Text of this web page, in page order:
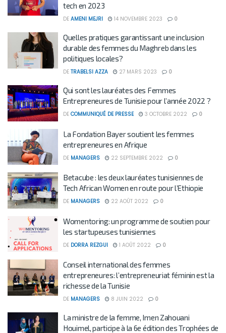
tech en 2023
DE AMENI MEJRI 14 NOVEMBRE 2023 0
Quelles pratiques garantissant une inclusion
durable des femmes du Maghreb dans les
politiques locales?
DE TRABELSI AZZA 27 MARS 2023 0
Qui sont les lauréates des Femmes
Entrepreneures de Tunisie pour l’année 2022 ?
DE COMMUNIQUÉ DE PRESSE 3 OCTOBRE 2022 0
La Fondation Bayer soutient les femmes
entrepreneures en Afrique
DE MANAGERS 22 SEPTEMBRE 2022 0
Betacube : les deux lauréates tunisiennes de
Tech African Women en route pour l’Ethiopie
DE MANAGERS 22 AOÛT 2022 0
Womentoring: un programme de soutien pour
les startupeuses tunisiennes
DE DORRA REZGUI 1 AOÛT 2022 0
Conseil international des femmes
entrepreneures: l’entrepreneuriat féminin est la
richesse de la Tunisie
DE MANAGERS 8 JUIN 2022 0
La ministre de la femme, Imen Zahouani
Houimel, participe à la 6e édition des Trophées de